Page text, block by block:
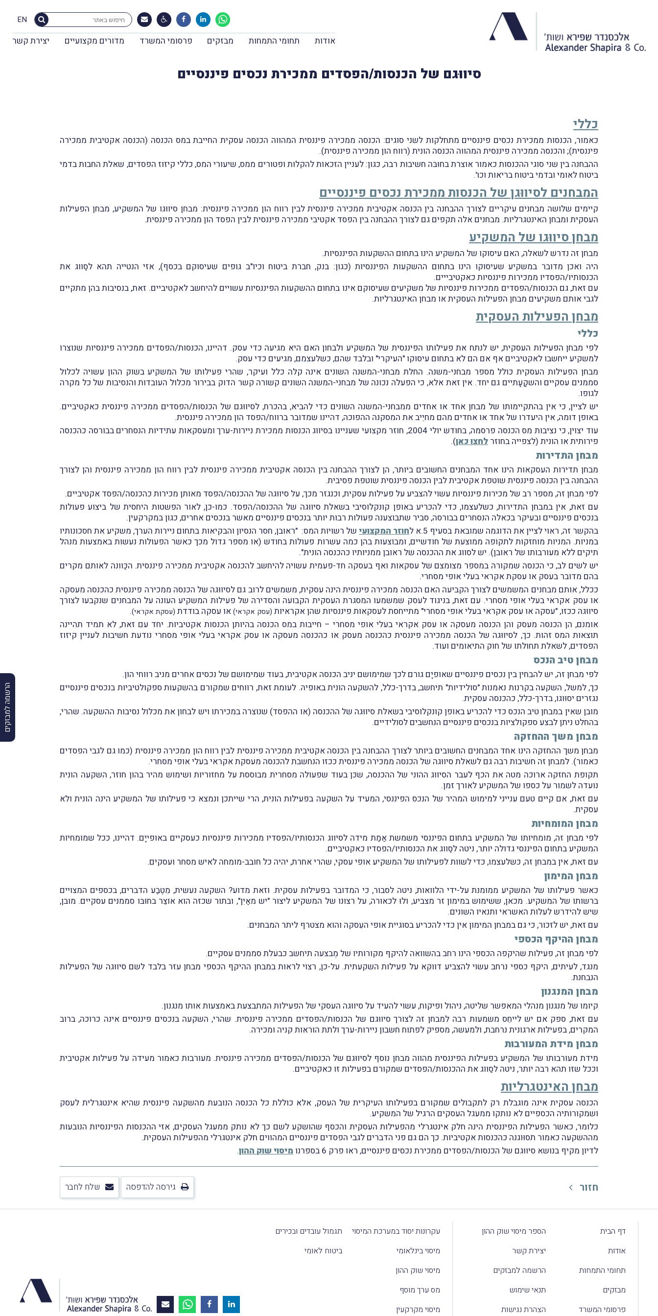
EN
אודות תחומי התמחות מבזקים פרסומי המשרד מדורים מקצועיים יצירת קשר
הרשמה למבזקים
סיווּגם של הכנסות/הפסדים ממכירת נכסים פיננסיים
כללי
כאמור, הכנסות ממכירת נכסים פיננסיים מתחלקות לשני סוגים: הכנסה ממכירה פיננסית המהווה הכנסה עסקית החייבת במס הכנסה (הכנסה אקטיבית ממכירה
פיננסית); והכנסה ממכירה פיננסית המהווה הכנסה הונית (רווח הון ממכירה פיננסית).
ההבחנה בין שני סוגי ההכנסות כאמור אוצרת בחוּבּה חשיבות רבה, כגון: לעניין הזכאות להקלות ופטורים ממס, שיעורי המס, כללי קיזוז הפסדים, שאלת החבות בדמי
ביטוח לאומי ובדמי ביטוח בריאות וכו'.
המבחנים לסיווּגן של הכנסות ממכירת נכסים פיננסיים
קיימים שלושה מבחנים עיקריים לצורך ההבחנה בין הכנסה אקטיבית ממכירה פיננסית לבין רווח הון ממכירה פיננסית: מבחן סיווּגו של המשקיע, מבחן הפעילות
העסקית ומבחן האינטגרליות. מבחנים אלה תקפים גם לצורך ההבחנה בין הפסד אקטיבי ממכירה פיננסית לבין הפסד הון ממכירה פיננסית.
מבחן סיווּגו של המשקיע
מבחן זה נדרש לשאלה, האם עיסוקו של המשקיע הינו בתחום ההשקעות הפיננסיות.
היה ואכן מדובר במשקיע שעיסוקו הינו בתחום ההשקעות הפיננסיות (כגון: בנק, חברת ביטוח וכיו"ב גופים שעיסוקם בכסף), אזי הנטייה תהא לסַווג את
הכנסותיו/הפסדיו ממכירות פיננסיות כאקטיבייים.
עם זאת, גם הכנסות/הפסדים ממכירות פיננסיות של משקיעים שעיסוקם אינו בתחום ההשקעות הפיננסיות עשויים להיחשב לאקטיביים. זאת, בנסיבות בהן מתקיים
לגבי אותם משקיעים מבחן הפעילות העסקית או מבחן האינטגרליות.
מבחן הפעילות העסקית
כללי
לפי מבחן הפעילות העסקית, יש לנתח את פעילותו הפיננסית של המשקיע ולבחון האם היא מגיעה כדי עסק. דהיינו, הכנסות/הפסדים ממכירה פיננסיות שנוצרו
למשקיע ייחשבו לאקטיביים אף אם הם לא בתחום עיסוקו "העיקרי" ובלבד שהם, כשלעצמם, מגיעים כדי עסק.
מבחן הפעילות העסקית כולל מספר מבחני-משנה. החלת מבחני-המשנה השונים אינה קלה כלל ועיקר, שהרי פעילותו של המשקיע בשוק ההון עשויה לכלול
סממנים עסקיים והשקָעָתיים גם יחד. אין זאת אלא, כי הפעלה נכונה של מבחני-המשנה השונים קשורה קשר הדוק בבירור מכלול העובדות והנסיבות של כל מקרה
לגופו.
יש לציין, כי אין בהתקיימותו של מבחן אחד או אחדים ממבחני-המשנה השונים כדי להביא, בהכרח, לסיווּגם של הכנסות/הפסדים ממכירה פיננסית כאקטיביים.
באופן דומה, אין היעדרו של אחד או אחדים מהם מחיֵיב את המסקנה ההפוכה, דהיינו שמדובר ברווח/הפסד הון ממכירה פיננסית.
עוד יצוין, כי נציבות מס הכנסה פרסמה, בחודש יולי 2004, חוזר מקצועי שעניינו בסיווג הכנסות ממכירת ניירות-ערך ומעסקאות עתידיות הנסחרים בבורסה כהכנסה
פירותית או הונית (לצפייה בחוזר לחצו כאן).
מבחן התדירות
מבחן תדירות העסקאות הינו אחד המבחנים החשובים ביותר, הן לצורך ההבחנה בין הכנסה אקטיבית ממכירה פיננסית לבין רווח הון ממכירה פיננסית והן לצורך
ההבחנה בין הכנסה פיננסית שוטפת אקטיבית לבין הכנסה פיננסית שוטפת פסיבית.
לפי מבחן זה, מספר רב של מכירות פיננסיות עשוי להצביע על פעילות עסקית, וכנגזר מכך, על סיווּגה של ההכנסה/הפסד מאותן מכירות כהכנסה/הפסד אקטיביים.
עם זאת, אין במבחן התדירות, כשלעצמו, כדי להכריע באופן קונקלוסיבי בשאלת סיווּגה של ההכנסה/הפסד. כמו-כן, לאור הפשטות היחסית של ביצוע פעולות
בנכסים פיננסיים ובעיקר בכאלה הנסחרים בבורסה, סביר שתבוצענה פעולות רבות יותר בנכסים פיננסיים מאשר בנכסים אחרים, כגון במקרקעין.
בהקשר זה, ראוי לציין את הדוגמה שמובאת בסעיף 5.א ל
חוזר המקצועישל רשויות המס: "ראובן, חסר הנסיון והבקיאות בתחום ניירות הערך, משקיע את חסכונותיו
במניות. המניות מוחזקות לתקופה ממוצעת של חודשיים, ומבוצעות בהן כמה עשרות פעולות בחודש (או מספר גדול מכך כאשר הפעולות נעשות באמצעות מנהל
תיקים ללא מעורבותו של ראובן). יש לסווג את ההכנסה של ראובן ממניותיו כהכנסה הונית".
יש לשים לב, כי הכנסה שמקורהּ במספר מצומצם של עסקאות ואף בעסקה חד-פעמית עשויה להיחשב להכנסה אקטיבית ממכירה פיננסית. הכַּוונה לאותם מקרים
בהם מדובר בעסק או עסקת אקראי בעלי אופי מסחרי.
ככלל, אותם מבחנים המשמשים לצורך הקביעה האם הכנסה ממכירה פיננסית הינה עסקית, משמשים לרוב גם לסיווּגה של הכנסה ממכירה פיננסית כהכנסה מעסקה
או עסק אקראי בעלי אופי מסחרי. עם זאת, בניגוד לעסק שמשמעו המסגרת העסקית הקבועה והסדירה של פעילות המשקיע העונה על המבחנים שנקבעו לצורך
סיווּגהּ ככזו, "עסקה או עסק אקראי בעלי אופי מסחרי" מתייחסת לעסקאות פיננסיות שהן אקראיות (עסק אקראי)או עסקה בודדת (עסקת אקראי).
אומנם, הן הכנסה מעסק והן הכנסה מעסקה או עסק אקראי בעלי אופי מסחרי – חייבות במס הכנסה בהיותן הכנסות אקטיביות. יחד עם זאת, לא תמיד תהיינה
תוצאות המס זהות. כך, לסיווּגה של הכנסה ממכירה פיננסית כהכנסה מעסק או כהכנסה מעסקה או עסק אקראי בעלי אופי מסחרי נודעת חשיבות לעניין קיזוז
הפסדים, לשאלת תחולתו של חוק התיאומים ועוד.
מבחן טיב הנכס
לפי מבחן זה, יש להבחין בין נכסים פיננסיים שאופיָם גורם לכך שמימושם יניב הכנסה אקטיבית, בעוד שמימושם של נכסים אחרים מניב רווחי הון.
כך, למשל, השקעה בקרנות נאמנות "סולידיות" תיחשב, בדרך-כלל, להשקעה הונית באופיהּ. לעומת זאת, רווחים שמקורם בהשקעות ספקולטיביות בנכסים פיננסיים
נגזרים יסוּוגו, בדרך-כלל, כהכנסה עסקית.
מובן שאין במבחן טיב הנכס כדי להכריע באופן קונקלוסיבי בשאלת סיווּגה של ההכנסה (או ההפסד) שנוצרה במכירתו ויש לבחון את מכלול נסיבות ההשקעה. שהרי,
בהחלט ניתן לבצע ספקולציות בנכסים פיננסיים הנחשבים לסולידיים.
מבחן משך ההחזקה
מבחן משך ההחזקה הינו אחד המבחנים החשובים ביותר לצורך ההבחנה בין הכנסה אקטיבית ממכירה פיננסית לבין רווח הון ממכירה פיננסית (כמו גם לגבי הפסדים
כאמור). למבחן זה חשיבות רבה גם לשאלת סיווּגה של הכנסה ממכירה פיננסית ככזו הנחשבת להכנסה מעסקת אקראי בעלי אופי מסחרי.
תקופת החזקה ארוכה מטה את הכף לעבר הסיווג ההוני של ההכנסה, שכּן בעוד שפעולה מסחרית מבוססת על מחזוריות ושימוש מהיר בהון חוזר, השקעה הונית
נועדה לשמור על כספו של המשקיע לאורך זמן.
עם זאת, אם קיים טעם ענייני למימוש המהיר של הנכס הפיננסי, המעיד על השקעה בפעילות הונית, הרי שייתכן ונמצא כי פעילותו של המשקיע הינה הונית ולא
עסקית.
מבחן המומחיות
לפי מבחן זה, מומחיותו של המשקיע בתחום הפיננסי משמשת אַמַת מידה לסיווג הכנסותיו/הפסדיו ממכירות פיננסיות כעסקיים באופייָם. דהיינו, ככל שמומחיות
המשקיע בתחום הפיננסי גדולה יותר, ניטה לסַווג את הכנסותיו/הפסדיו כאקטיביים.
עם זאת, אין במבחן זה, כשלעצמו, כדי לשוות לפעילותו של המשקיע אופי עסקי, שהרי אחרת, יהיה כל חובב-מומחה לאיש מסחר ועסקים.
מבחן המימון
כאשר פעילותו של המשקיע ממומנת על-ידי הלוואות, ניטה לסבור, כי המדובר בפעילות עסקית. וזאת מדוע? השקעה נעשית, מִטֶבַע הדברים, בכספים המצויים
ברשותו של המשקיע. מכאן, ששימוש במימון זר מצביע, ולוּ לכאורה, על רצונו של המשקיע ליצור "יש מאַיִן", ובתור שכזה הוא אוצֵר בחוּבּו סממנים עסקיים. מובן,
שיש להידרש לעלות האשראי ותנאיו השונים.
עם זאת, יש לזכור, כי גם במבחן המימון אין כדי להכריע בסוגיית אופי העִסקה והוא מצטרף ליתר המבחנים.
מבחן ההיקף הכספי
לפי מבחן זה, פעילות שהיקפה הכספי הינו רחב בהשוואה להיקף מקורותיו של מְבצעה תיחשב כבעלת סממנים עסקיים.
מנגד, לעיתים, היקף כספי נרחב עשוי להצביע דווקא על פעילות השקעתית. על-כן, רצוי לראות במבחן ההיקף הכספי מבחן עזר בלבד לשם סיווּגה של הפעילות
הנבחנת.
מבחן המנגנון
קיומו של מנגנון מנהלי המאפשר שליטה, ניהול ופיקוח, עשוי להעיד על סיווּגה העסקי של הפעילות המתבצעת באמצעות אותו מנגנון.
עם זאת, ספק אם יש לייחֵס משמעות רבה למבחן זה לצורך סיווּגם של הכנסות/הפסדים ממכירה פיננסית. שהרי, השקעה בנכסים פיננסיים אינה כרוכה, ברוב
המקרים, בפעילות ארגונית נרחבת, ולמעשה, מספיק לפתוח חשבון ניירות-ערך ולתת הוראות קניה ומכירה.
מבחן מידת המעורבות
מידת מעורבותו של המשקיע בפעילות הפיננסית מהווה מבחן נוסף לסיווּגם של הכנסות/הפסדים ממכירה פיננסית. מעורבות כאמור מעידה על פעילות אקטיבית
וככל שזו תהא רבה יותר, ניטה לסַווג את ההכנסות/הפסדים שמקורם בפעילות זו כאקטיביים.
מבחן האינטגרליות
הכנסה עסקית אינה מוגבלת רק לתקבולים שמקורם בפעילותו העיקרית של העסק, אלא כוללת כל הכנסה הנובעת מהשקעה פיננסית שהיא אינטגרלית לעסק
ושמקורותיה הכספיים לא נותקו ממעגל העסקים הרגיל של המשקיע.
כלומר, כאשר הפעילות הפיננסית הינה חלק אינטגרלי מהפעילות העסקית והכסף שהושקע לשם כך לא נותק ממעגל העסקים, אזי ההכנסות הפיננסיות הנובעות
מההשקעה כאמור תסוּוגנה כהכנסות אקטיביות. כך הם גם פני הדברים לגבי הפסדים פיננסיים המהווים חלק אינטגרלי מהפעילות העסקית.
לדיון מקיף בנושא סיווּגם של הכנסות/הפסדים ממכירת נכסים פיננסיים, ראו פרק 6 בספרנו
מיסוי שוק ההון.
חזור גירסה להדפסה שלח לחבר
דף הבית
אודות
תחומי התמחות
מבזקים
פרסומי המשרד
הספר מיסוי שוק ההון
יצירת קשר
הרשמה למבזקים
תנאי שימוש
הצהרת נגישות
עקרונות יסוד במערכת המיסוי
מיסוי בינלאומי
מיסוי שוק ההון
מס ערך מוסף
מיסוי מקרקעין
תגמול עובדים ובכירים
ביטוח לאומי